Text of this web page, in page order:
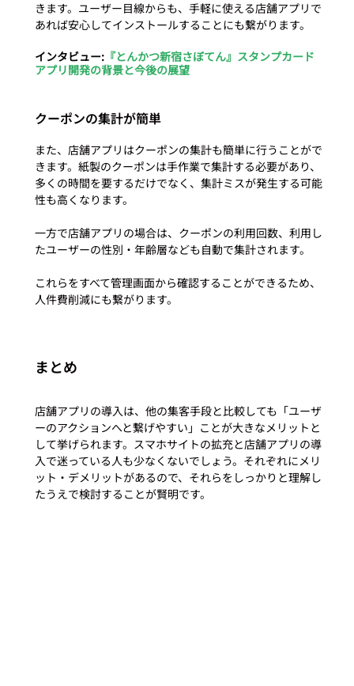
きます。ユーザー目線からも、手軽に使える店舗アプリで
あれば安心してインストールすることにも繋がります。
インタビュー:『とんかつ新宿さぼてん』スタンプカード
アプリ開発の背景と今後の展望
クーポンの集計が簡単
また、店舗アプリはクーポンの集計も簡単に行うことがで
きます。紙製のクーポンは手作業で集計する必要があり、
多くの時間を要するだけでなく、集計ミスが発生する可能
性も高くなります。
一方で店舗アプリの場合は、クーポンの利用回数、利用し
たユーザーの性別・年齢層なども自動で集計されます。
これらをすべて管理画面から確認することができるため、
人件費削減にも繋がります。
まとめ
店舗アプリの導入は、他の集客手段と比較しても「ユーザ
ーのアクションへと繋げやすい」ことが大きなメリットと
して挙げられます。スマホサイトの拡充と店舗アプリの導
入で迷っている人も少なくないでしょう。それぞれにメリ
ット・デメリットがあるので、それらをしっかりと理解し
たうえで検討することが賢明です。